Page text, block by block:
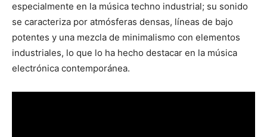
especialmente en la música techno industrial; su sonido
se caracteriza por atmósferas densas, líneas de bajo
potentes y una mezcla de minimalismo con elementos
industriales, lo que lo ha hecho destacar en la música
electrónica contemporánea.